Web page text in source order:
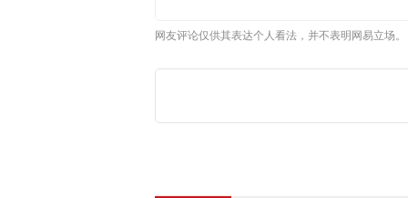
网友评论仅供其表达个人看法，并不表明网易立场。